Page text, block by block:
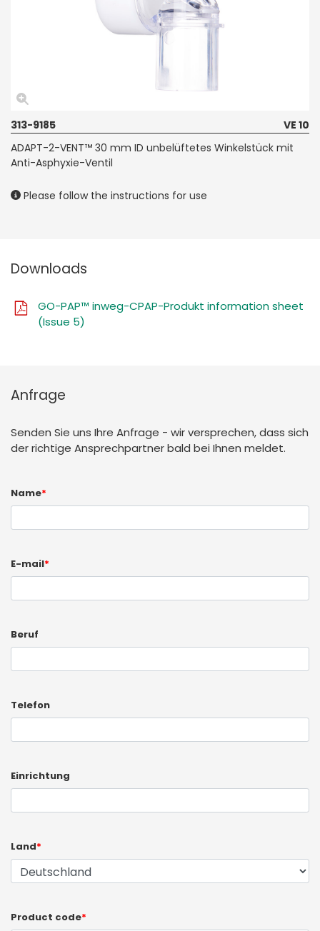
313-9185
VE 10
ADAPT-2-VENT™ 30 mm ID unbelüftetes Winkelstück mit
Anti-Asphyxie-Ventil
Please follow the instructions for use
Downloads
GO-PAP™ inweg-CPAP-Produkt information sheet
(Issue 5)
Anfrage
Senden Sie uns Ihre Anfrage - wir versprechen, dass sich
der richtige Ansprechpartner bald bei Ihnen meldet.
Name*
E-mail*
Beruf
Telefon
Einrichtung
Land*
Product code*